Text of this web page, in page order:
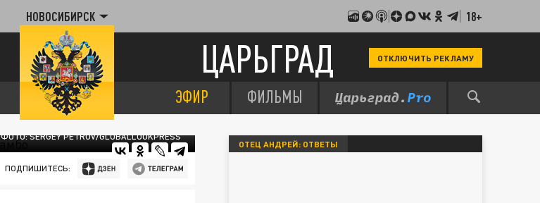
НОВОСИБИРСК 18+
ЦАРЬГРАД ОТКЛЮЧИТЬ РЕКЛАМУ
ЭФИР ФИЛЬМЫ
ФОТО: SERGEY PETROV/GLOBALLOOKPRESS
ПОДПИШИТЕСЬ:
ОТЕЦ АНДРЕЙ: ОТВЕТЫ